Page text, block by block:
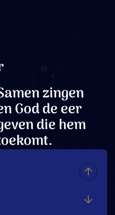
zingen
God de eer
die hem